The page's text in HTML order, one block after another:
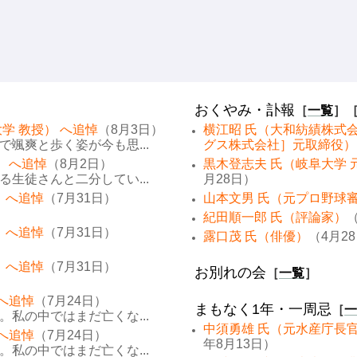
教授） へ追悼 （8月3日）
颯爽と歩く姿が今も思...
へ追悼 （8月2日）
生徒さんと二分してい...
へ追悼 （7月31日）
へ追悼 （7月31日）
へ追悼 （7月31日）
追悼 （7月24日）
私の中ではまだ亡くな...
追悼 （7月24日）
私の中ではまだ亡くな...
おくやみ・訃報 ［一覧］
横江昭 氏（大和紡績株式
グス株式会社］元取締役）
黒木登志夫 氏（岐阜大学
月28日）
山本文男 氏（元プロ野球
紀田順一郎 氏（評論家）
露口茂 氏（俳優）
（4月
お別れの会 ［一覧］
まもなく1年・一周忌 ［
中須勇雄 氏（元水産庁長
年8月13日）